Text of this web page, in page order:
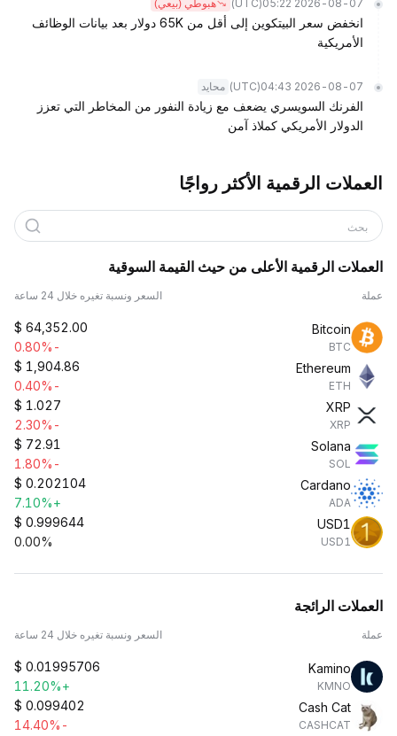
2026-08-07 05:22
(UTC) هبوطي (بيعي)
انخفض سعر البيتكوين إلى أقل من 65K دولار بعد بيانات الوظائف
الأمريكية
2026-08-07 04:43
(UTC) محايد
الفرنك السويسري يضعف مع زيادة النفور من المخاطر التي تعزز
الدولار الأمريكي كملاذ آمن
العملات الرقمية الأكثر رواجًا
بحث
العملات الرقمية الأعلى من حيث القيمة السوقية
عملة السعر ونسبة تغيره خلال 24 ساعة
Bitcoin
BTC
$ 64,352.00
-0.80%
Ethereum
ETH
$ 1,904.86
-0.40%
XRP
XRP
$ 1.027
-2.30%
Solana
SOL
$ 72.91
-1.80%
Cardano
ADA
$ 0.202104
+7.10%
USD1
USD1
$ 0.999644
0.00%
العملات الرائجة
عملة السعر ونسبة تغيره خلال 24 ساعة
Kamino
KMNO
$ 0.01995706
+11.20%
Cash Cat
CASHCAT
$ 0.099402
-14.40%